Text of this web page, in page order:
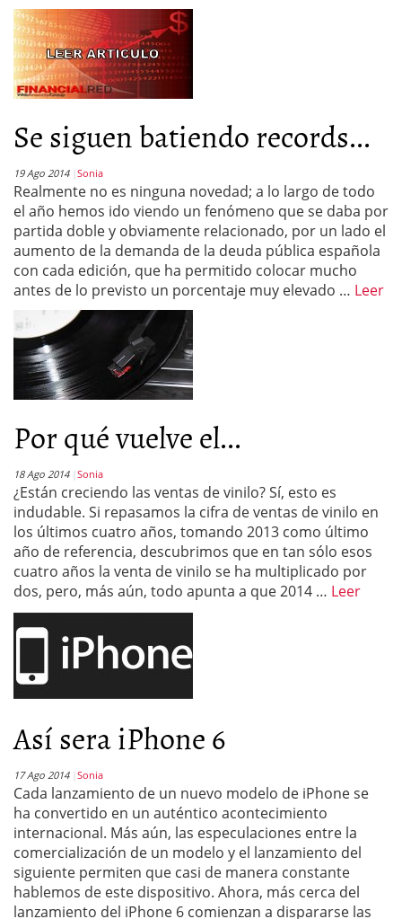
Se siguen batiendo records...
19 Ago 2014 Sonia
Realmente no es ninguna novedad; a lo largo de todo
el año hemos ido viendo un fenómeno que se daba por
partida doble y obviamente relacionado, por un lado el
aumento de la demanda de la deuda pública española
con cada edición, que ha permitido colocar mucho
antes de lo previsto un porcentaje muy elevado … Leer
Por qué vuelve el...
18 Ago 2014 Sonia
¿Están creciendo las ventas de vinilo? Sí, esto es
indudable. Si repasamos la cifra de ventas de vinilo en
los últimos cuatro años, tomando 2013 como último
año de referencia, descubrimos que en tan sólo esos
cuatro años la venta de vinilo se ha multiplicado por
dos, pero, más aún, todo apunta a que 2014 … Leer
Así sera iPhone 6
17 Ago 2014 Sonia
Cada lanzamiento de un nuevo modelo de iPhone se
ha convertido en un auténtico acontecimiento
internacional. Más aún, las especulaciones entre la
comercialización de un modelo y el lanzamiento del
siguiente permiten que casi de manera constante
hablemos de este dispositivo. Ahora, más cerca del
lanzamiento del iPhone 6 comienzan a dispararse las